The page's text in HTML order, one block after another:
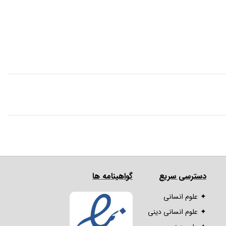
دسترسی سریع
علوم انسانی
علوم انسانی دینی
گواهینامه ها